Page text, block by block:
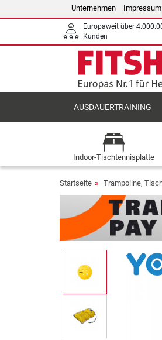
Unternehmen Impressum
Europaweit über
Kunden
AUSDAUERTRAINING
Indoor-Tischtennisplatte
Startseite Trampoline,